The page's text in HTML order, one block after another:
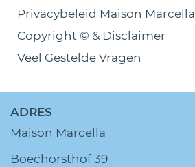
Privacybeleid Maison Marcella
Copyright © & Disclaimer
Veel Gestelde Vragen
ADRES
Maison Marcella
Boechorsthof 39